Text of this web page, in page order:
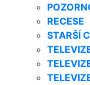
RECESE
STARŠÍ